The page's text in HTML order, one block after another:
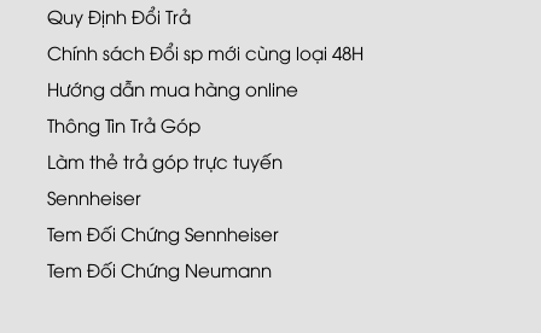
Quy Định Đổi Trả
Chính sách Đổi sp mới cùng loại 48H
Hướng dẫn mua hàng online
Thông Tin Trả Góp
Làm thẻ trả góp trực tuyến
Sennheiser
Tem Đối Chứng Sennheiser
Tem Đối Chứng Neumann